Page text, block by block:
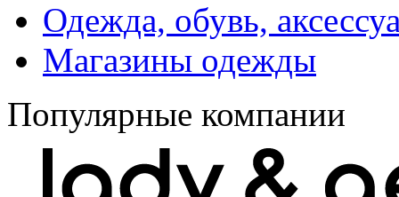
Одежда, обувь,
Магазины одежды
Популярные компании